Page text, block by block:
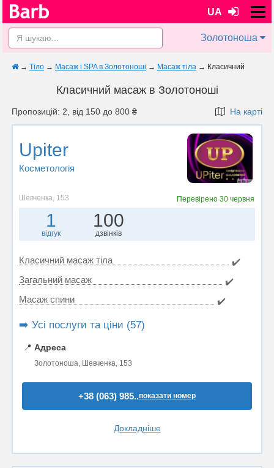
UA
Золотоноша
→ Тіло → Масаж і SPA в Золотоноші → Масаж тіла → Класичний
Класичний масаж в Золотоноші
Пропозицій: 2, від 150 до 800 ₴ На карті
Upiter
Косметологія
Шевченка, 153 Перевірено30 червня
1
відгук
100
дзвінків
Класичний масаж тіла
✔️
Загальний масаж
✔️
Масаж спини
✔️
➡️ Усі послуги та ціни (57)
📍 Адреса
Золотоноша, Шевченка, 153
+38 (063) 985..показати номер
Докладніше